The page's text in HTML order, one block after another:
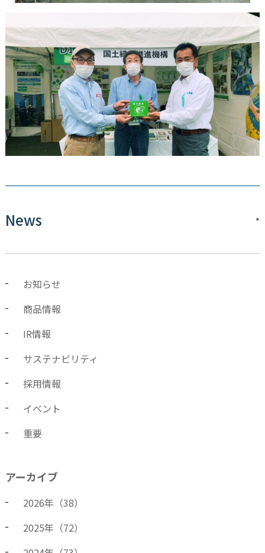
News
お知らせ
商品情報
IR情報
サステナビリティ
採用情報
イベント
重要
アーカイブ
2026年（38）
2025年（72）